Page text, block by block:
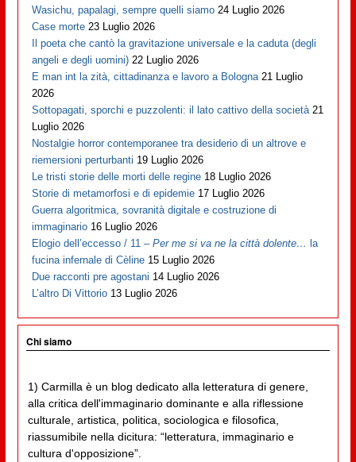
Wasichu, papalagi, sempre quelli siamo 24 Luglio 2026
Case morte 23 Luglio 2026
Il poeta che cantò la gravitazione universale e la caduta (degli
angeli e degli uomini) 22 Luglio 2026
E man int la zità, cittadinanza e lavoro a Bologna 21 Luglio
2026
Sottopagati, sporchi e puzzolenti: il lato cattivo della società 21
Luglio 2026
Nostalgie horror contemporanee tra desiderio di un altrove e
riemersioni perturbanti 19 Luglio 2026
Le tristi storie delle morti delle regine 18 Luglio 2026
Storie di metamorfosi e di epidemie 17 Luglio 2026
Guerra algoritmica, sovranità digitale e costruzione di
immaginario 16 Luglio 2026
Elogio dell’eccesso / 11 –Per me si va ne la città dolente… la
fucina infernale di Cèline 15 Luglio 2026
Due racconti pre agostani 14 Luglio 2026
L’altro Di Vittorio 13 Luglio 2026
Chi siamo
1) Carmilla è un blog dedicato alla letteratura di genere,
alla critica dell'immaginario dominante e alla riflessione
culturale, artistica, politica, sociologica e filosofica,
riassumibile nella dicitura: “letteratura, immaginario e
cultura d'opposizione”.